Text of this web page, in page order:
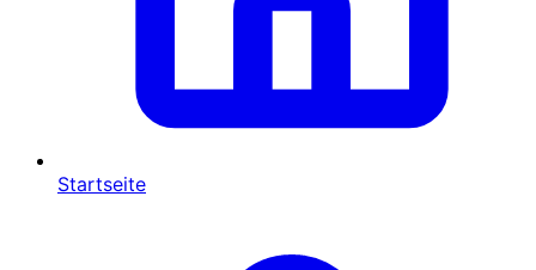
Startseite